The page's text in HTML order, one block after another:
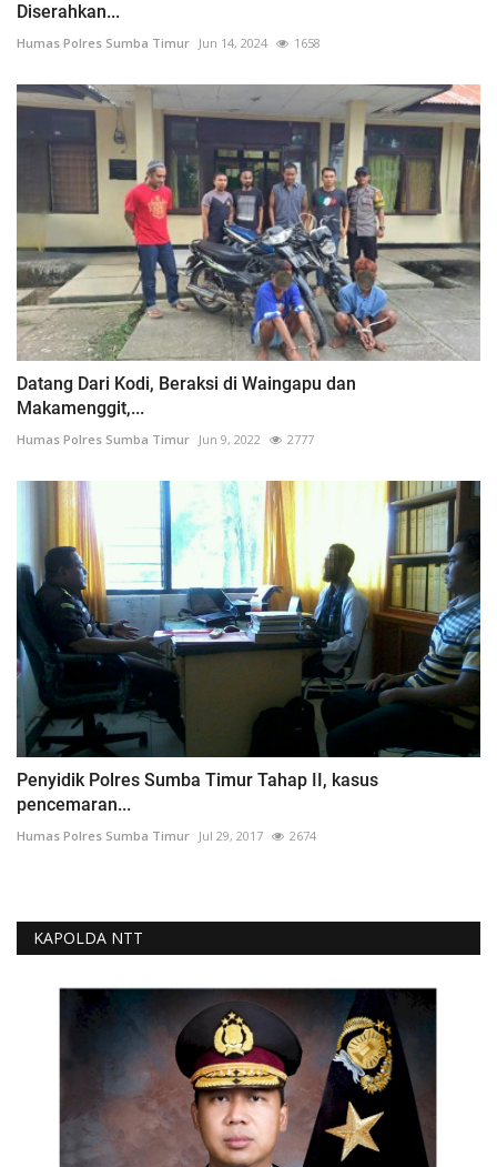
Diserahkan...
Humas Polres Sumba Timur Jun 14, 2024 1658
Datang Dari Kodi, Beraksi di Waingapu dan
Makamenggit,...
Humas Polres Sumba Timur Jun 9, 2022 2777
Penyidik Polres Sumba Timur Tahap II, kasus
pencemaran...
Humas Polres Sumba Timur Jul 29, 2017 2674
KAPOLDA NTT